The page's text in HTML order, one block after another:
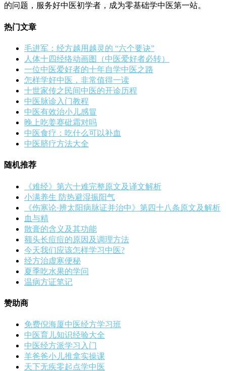
的问题，服务好中医初学者，成为零基础学中医第一站。
热门文章
毛进军：经方越用越灵的 “六个要诀”
人体十四经络动画图（中医爱好者必转）
一位中医爱好者的十年自学中医之路
怎样学好中医，非常值得一读
十世家传之民间中医的开诊历程
中医脉诊入门教程
中医有效治小儿感冒
晚上吃姜赛砒霜对吗
中医食疗：吃什么可以补血
中医脐疗方法大全
随机推荐
《难经》第六十难完整原文及译文解析
小满养生 防热避湿振阳气
《伤寒论·辨太阳病脉证并治中》第四十八条原文及解析
血与精
散膏的含义及其功能
额头长痘痘的原因及调理方法
今天我们应该怎样学习中医?
经方治虚寒便秘
夏季吃水果的学问
温病方证笔记
赞助商
免费倪海厦中医经方学习班
中医育儿知识经验大全
中医经方派学习入门
羊爸爸小儿推拿实操课
天下无疾零起点学中医